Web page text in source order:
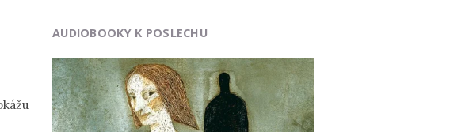
AUDIOBOOKY K POSLECHU